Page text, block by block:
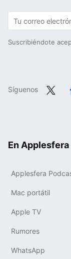
Suscribiéndote
Síguenos
En
Applesfera
Mac portátil
Apple TV
Rumores
WhatsApp